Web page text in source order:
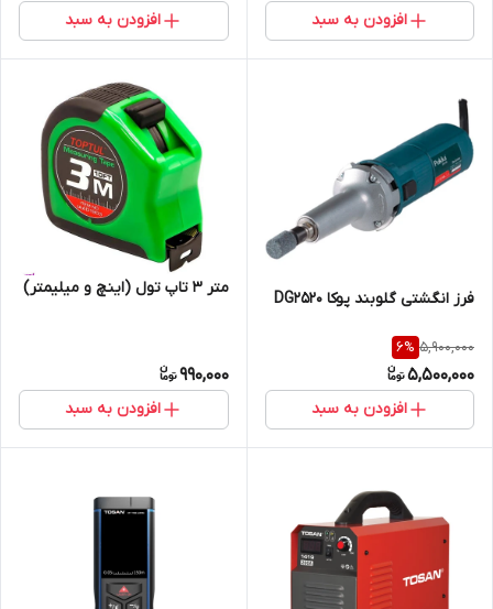
افزودن به سبد افزودن به سبد
فرز انگشتی گلوبند پوکا DG2520
5,900,000
6%
5,500,000
افزودن به سبد
متر 3 تاپ تول (اینچ و میلیمتر)
990,000
افزودن به سبد